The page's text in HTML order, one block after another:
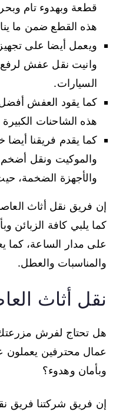
قطعة وبهدوء تام
هذه القطع ضمن ما
ويعمل أيضا على
وانيت نقل عفش
السيارات.
كما يقود العفش
هذه الشاحنات
كما يقدم فريقنا
والموكيت ونقل أضخم
والأجهزة الضخمة،
إن فريق نقل أثاث
كما يلبي كافة الزبائن
على مدار الساعة، كما
والمناسبات والعطل.
نقل أثاث
هل تحتاج لفرش
عمال محترفين يعملون
وبأمان وهدوء؟
إن فريق شركتنا فريق